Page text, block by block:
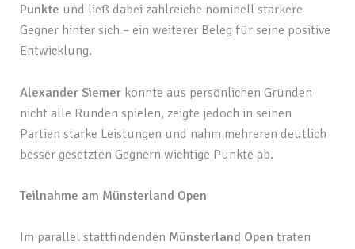
Punkte und ließ dabei zahlreiche nominell stärkere
Gegner hinter sich – ein weiterer Beleg für seine positive
Entwicklung.
Alexander Siemer konnte aus persönlichen Gründen
nicht alle Runden spielen, zeigte jedoch in seinen
Partien starke Leistungen und nahm mehreren deutlich
besser gesetzten Gegnern wichtige Punkte ab.
Teilnahme am Münsterland Open
Im parallel stattfindenden Münsterland Open traten